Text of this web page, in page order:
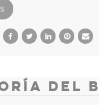
del